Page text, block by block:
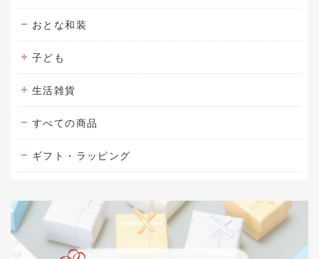
おとな和装
子ども
生活雑貨
すべての商品
ギフト・ラッピング